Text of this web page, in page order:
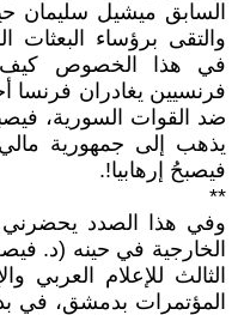
والتقى برؤساء البعثات
في هذا الخصوص كيف
فرنسيين يغادران فرنسا
ضد القوات السورية،
يذهب إلى جمهورية
فيصبحُ إرهابيا!.
**
وفي هذا الصدد يحضرني
الخارجية في حينه (د.
الثالث للإعلام العربي